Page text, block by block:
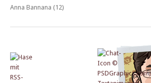
Anna Bannana (12)